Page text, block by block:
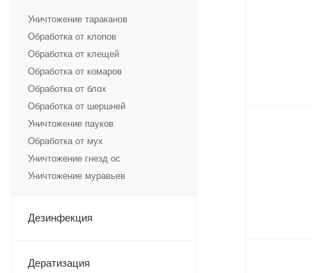
Уничтожение тараканов
Обработка от клопов
Обработка от клещей
Обработка от комаров
Обработка от блох
Обработка от шершней
Уничтожение пауков
Обработка от мух
Уничтожение гнезд ос
Уничтожение муравьев
Дезинфекция
Дератизация